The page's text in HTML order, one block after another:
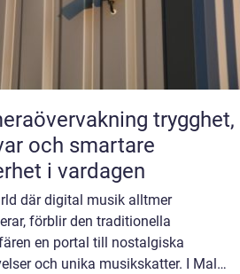
trygghet,
och smartare
i vardagen
där digital musik alltmer
förblir den traditionella
en portal till nostalgiska
och unika musikskatter. I Malmö